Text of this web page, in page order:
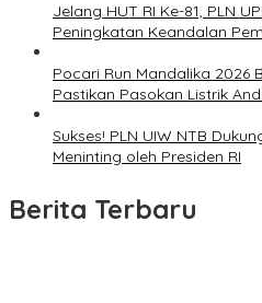
Jelang HUT RI Ke-81, PLN
Peningkatan Keandalan
Pocari Run Mandalika 2026
Pastikan Pasokan Listrik
Sukses! PLN UIW NTB
Meninting oleh Presiden RI
Berita Terbaru